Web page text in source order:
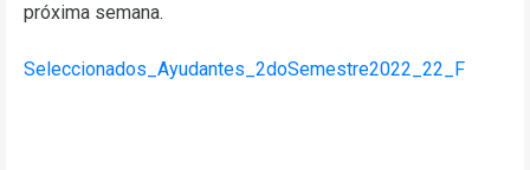
próxima semana.
Seleccionados_Ayudantes_2doSemestre2022_22_F